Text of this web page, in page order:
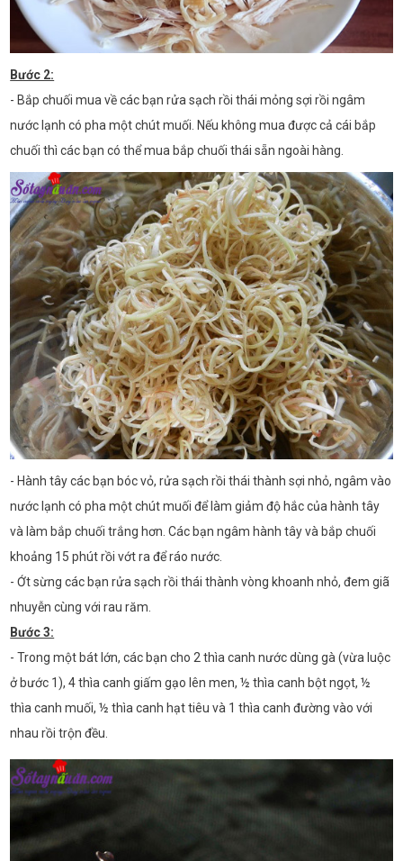
Bước 2:
- Bắp chuối mua về các bạn rửa sạch rồi thái mỏng sợi rồi ngâm
nước lạnh có pha một chút muối. Nếu không mua được cả cái bắp
chuối thì các bạn có thể mua bắp chuối thái sẵn ngoài hàng.
- Hành tây các bạn bóc vỏ, rửa sạch rồi thái thành sợi nhỏ, ngâm vào
nước lạnh có pha một chút muối để làm giảm độ hắc của hành tây
và làm bắp chuối trắng hơn. Các bạn ngâm hành tây và bắp chuối
khoảng 15 phút rồi vớt ra để ráo nước.
- Ớt sừng các bạn rửa sạch rồi thái thành vòng khoanh nhỏ, đem giã
nhuyễn cùng với rau răm.
Bước 3:
- Trong một bát lớn, các bạn cho 2 thìa canh nước dùng gà (vừa luộc
ở bước 1), 4 thìa canh giấm gạo lên men, ½ thìa canh bột ngọt, ½
thìa canh muối, ½ thìa canh hạt tiêu và 1 thìa canh đường vào với
nhau rồi trộn đều.